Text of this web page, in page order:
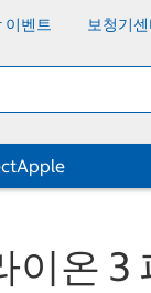
이벤트 보청기센
Apple
이온 3